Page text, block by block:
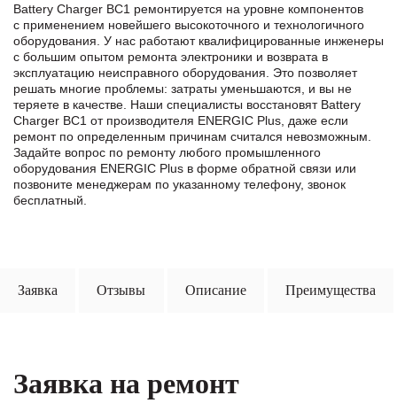
Battery Charger BC1 ремонтируется на уровне компонентов
с применением новейшего высокоточного и технологичного
оборудования. У нас работают квалифицированные инженеры
с большим опытом ремонта электроники и возврата в
эксплуатацию неисправного оборудования. Это позволяет
решать многие проблемы: затраты уменьшаются, и вы не
теряете в качестве. Наши специалисты восстановят Battery
Charger BC1 от производителя ENERGIC Plus, даже если
ремонт по определенным причинам считался невозможным.
Задайте вопрос по ремонту любого промышленного
оборудования ENERGIC Plus в формe обратной связи или
позвоните менеджерам по указанному телефону, звонок
бесплатный.
Заявка Отзывы Описание Преимущества
Заявка на ремонт